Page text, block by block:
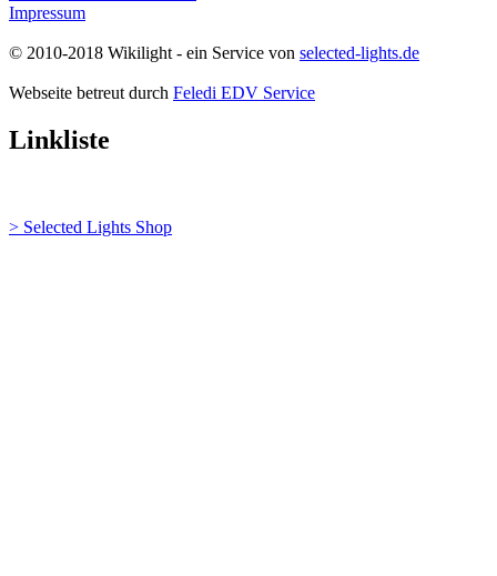
Impressum
© 2010-2018 Wikilight - ein Service von selected-lights.de
Webseite betreut durch Feledi EDV Service
Linkliste
> Selected Lights Shop